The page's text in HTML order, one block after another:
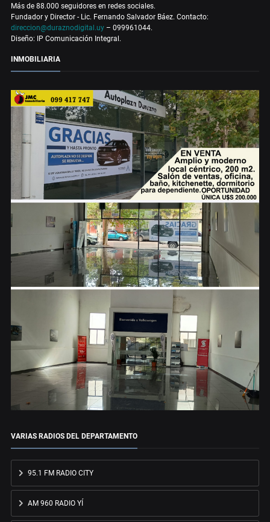
Más de 88.000 seguidores en redes sociales.
Fundador y Director - Lic. Fernando Salvador Báez. Contacto:
direccion@duraznodigital.uy – 099961044.
Diseño: IP Comunicación Integral.
INMOBILIARIA
VARIAS RADIOS DEL DEPARTAMENTO
95.1 FM RADIO CITY
AM 960 RADIO YÍ